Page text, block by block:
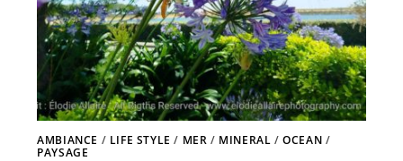
AMBIANCE / LIFE STYLE / MER / MINERAL /OCEAN /
PAYSAGE